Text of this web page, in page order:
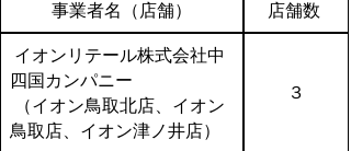
事業者名（店舗） 店舗数
イオンリテール株式会社中
四国カンパニー
（イオン鳥取北店、イオン
鳥取店、イオン津ノ井店）
３